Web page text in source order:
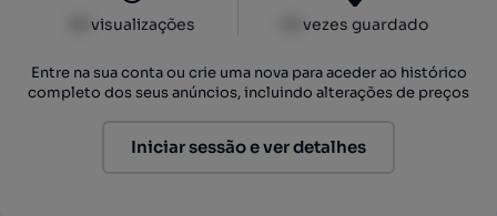
visualizações vezes guardado
Entre na sua conta ou crie uma nova para aceder ao histórico
completo dos seus anúncios, incluindo alterações de preços
Iniciar sessão e ver detalhes